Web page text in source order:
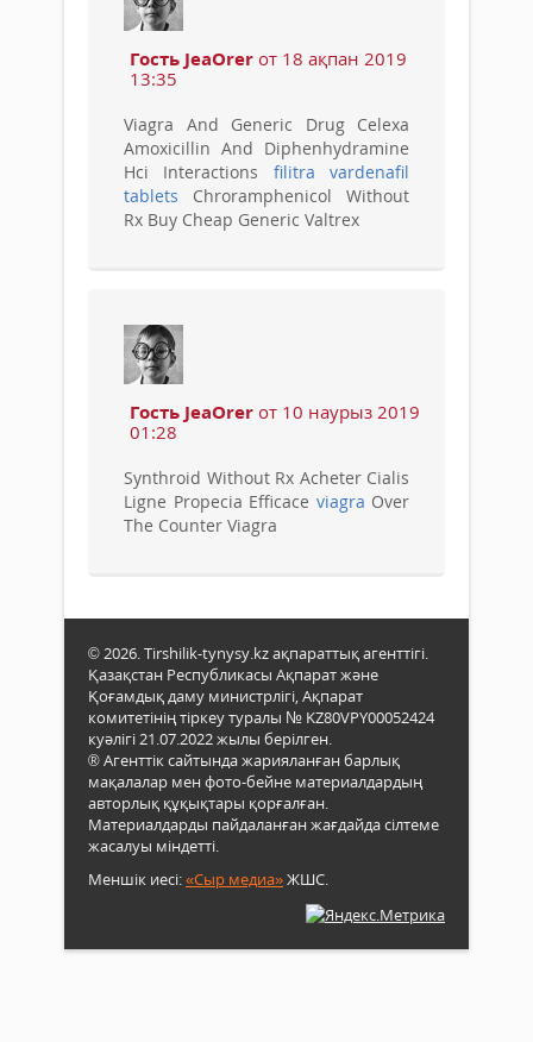
Гость JeaOrer от 18 ақпан 2019
13:35
Viagra And Generic Drug Celexa
Amoxicillin And Diphenhydramine
Hci Interactions filitra vardenafil
tablets Chroramphenicol Without
Rx Buy Cheap Generic Valtrex
Гость JeaOrer от 10 наурыз 2019
01:28
Synthroid Without Rx Acheter Cialis
Ligne Propecia Efficace viagra Over
The Counter Viagra
© 2026. Tirshilik-tynysy.kz ақпараттық агенттігі.
Қазақстан Республикасы Ақпарат және
Қоғамдық даму министрлігі, Ақпарат
комитетінің тіркеу туралы № KZ80VPY00052424
куәлігі 21.07.2022 жылы берілген.
® Агенттік сайтында жарияланған барлық
мақалалар мен фото-бейне материалдардың
авторлық құқықтары қорғалған.
Материалдарды пайдаланған жағдайда сілтеме
жасалуы міндетті.
Меншік иесі:«Сыр медиа»ЖШС.